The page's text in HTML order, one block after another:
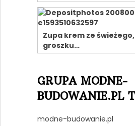
Zupa krem ze
groszku…
GRUPA MODNE-
BUDOWANIE.PL
modne-budowanie.pl